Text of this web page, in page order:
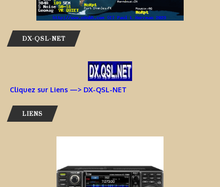
DX-QSL-NET
Cliquez sur Liens —> DX-QSL-NET
LIENS